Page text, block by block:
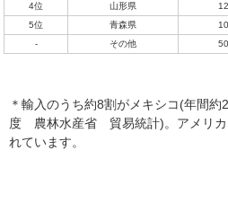
4位
山形県
5位
青森県
-
その他
＊輸入のうち約8割がメキシコ(年間
度 農林水産省 貿易統計)。アメリカ
れています。